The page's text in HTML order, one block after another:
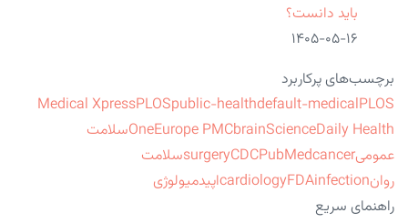
باید دانست؟
۱۴۰۵-۰۵-۱۶
برچسب‌های پرکاربرد
Medical XpressPLOSpublic-healthdefault-medicalPLOS
OneEurope PMCbrainScienceDaily Health
سلامت
عمومی
surgeryCDCPubMedcancer
سلامت
روان
cardiologyFDAinfection
اپیدمیولوژی
راهنمای سریع